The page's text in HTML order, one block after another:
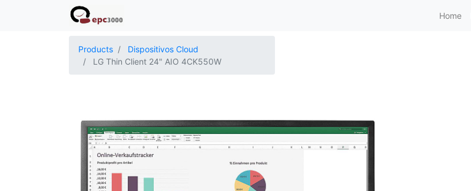
Home
Products
Dispositivos Cloud
LG Thin Client 24" AIO 4CK550W